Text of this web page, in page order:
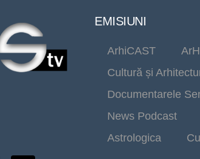
EMISIUNI
ArhiCAST
Cultură și
Documentarele
News Podcast
Astrologica